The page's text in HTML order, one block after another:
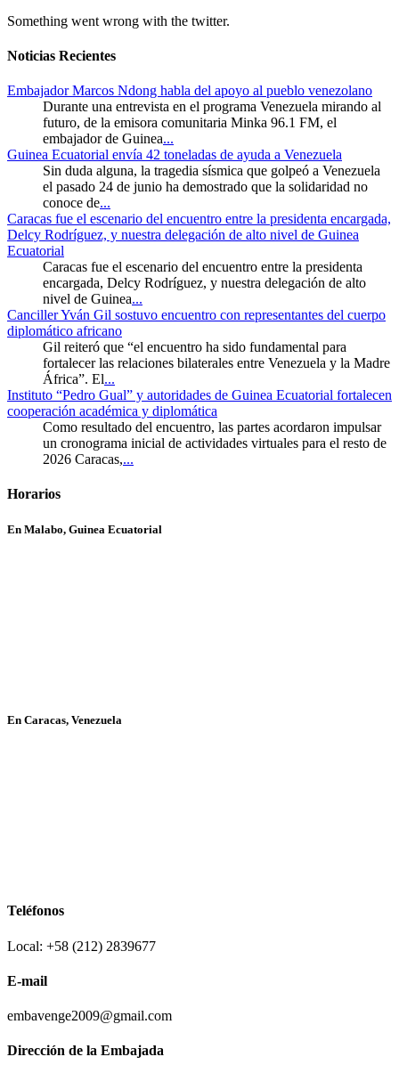
Something went wrong with the twitter.
Noticias Recientes
Embajador Marcos Ndong habla del apoyo al pueblo venezolano
Durante una entrevista en el programa Venezuela mirando al
futuro, de la emisora comunitaria Minka 96.1 FM, el
embajador de Guinea...
Guinea Ecuatorial envía 42 toneladas de ayuda a Venezuela
Sin duda alguna, la tragedia sísmica que golpeó a Venezuela
el pasado 24 de junio ha demostrado que la solidaridad no
conoce de...
Caracas fue el escenario del encuentro entre la presidenta encargada,
Delcy Rodríguez, y nuestra delegación de alto nivel de Guinea
Ecuatorial
Caracas fue el escenario del encuentro entre la presidenta
encargada, Delcy Rodríguez, y nuestra delegación de alto
nivel de Guinea...
Canciller Yván Gil sostuvo encuentro con representantes del cuerpo
diplomático africano
Gil reiteró que “el encuentro ha sido fundamental para
fortalecer las relaciones bilaterales entre Venezuela y la Madre
África”. El...
Instituto “Pedro Gual” y autoridades de Guinea Ecuatorial fortalecen
cooperación académica y diplomática
Como resultado del encuentro, las partes acordaron impulsar
un cronograma inicial de actividades virtuales para el resto de
2026 Caracas,...
Horarios
En Malabo, Guinea Ecuatorial
En Caracas, Venezuela
Teléfonos
Local: +58 (212) 2839677
E-mail
embavenge2009@gmail.com
Dirección de la Embajada